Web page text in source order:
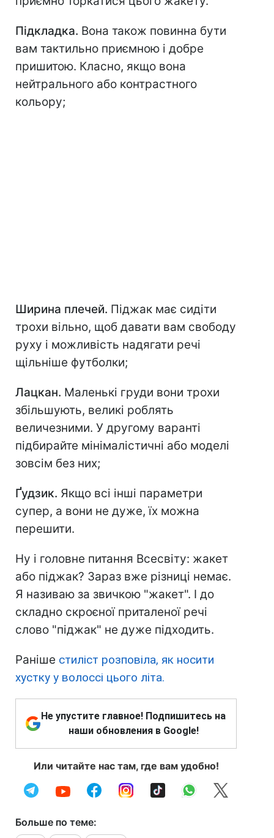
Підкладка. Вона також повинна бути
вам тактильно приємною і добре
пришитою. Класно, якщо вона
нейтрального або контрастного
кольору;
Ширина плечей. Піджак має сидіти
трохи вільно, щоб давати вам свободу
руху і можливість надягати речі
щільніше футболки;
Лацкан. Маленькі груди вони трохи
збільшують, великі роблять
величезними. У другому варанті
підбирайте мінімалістичні або моделі
зовсім без них;
Ґудзик. Якщо всі інші параметри
супер, а вони не дуже, їх можна
перешити.
Ну і головне питання Всесвіту: жакет
або піджак? Зараз вже різниці немає.
Я називаю за звичкою "жакет". І до
складно скроєної приталеної речі
слово "піджак" не дуже підходить.
Раніше стиліст розповіла, як носити
хустку у волоссі цього літа.
Не упустите главное! Подпишитесь на
наши обновления в Google!
Или читайте нас там, где вам удобно!
Больше по теме: